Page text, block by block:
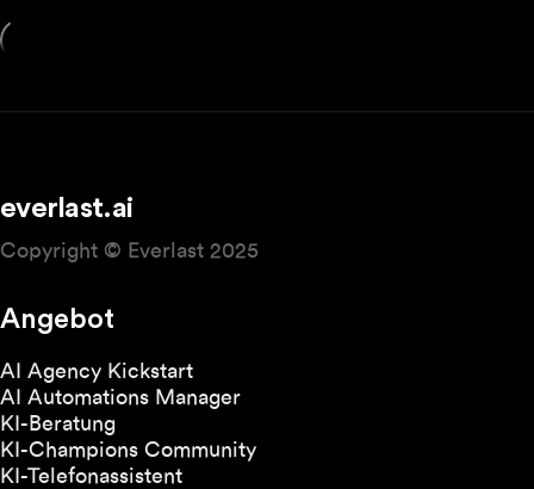
everlast.ai
Copyright © Everlast 2025
Angebot
AI Agency Kickstart
AI Automations Manager
KI-Beratung
KI-Champions Community
KI-Telefonassistent